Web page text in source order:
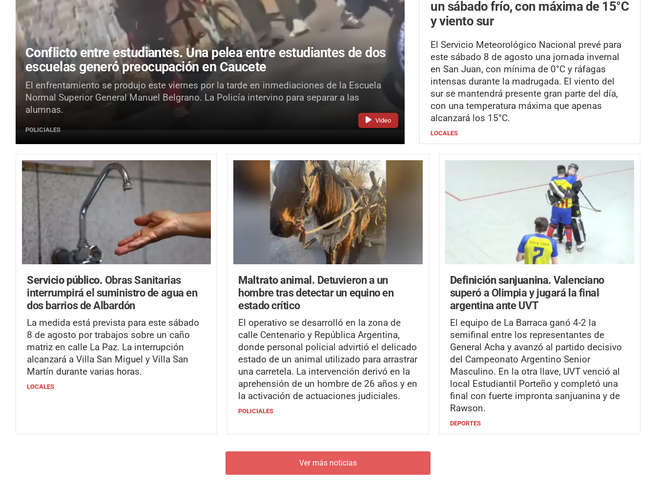
Video
Conflicto entre estudiantes.Una pelea entre estudiantes de dos
escuelas generó preocupación en Caucete
El enfrentamiento se produjo este viernes por la tarde en inmediaciones de la Escuela
Normal Superior General Manuel Belgrano. La Policía intervino para separar a las
alumnas.
POLICIALES
un sábado frío, con máxima de 15°C
y viento sur
El Servicio Meteorológico Nacional prevé para
este sábado 8 de agosto una jornada invernal
en San Juan, con mínima de 0°C y ráfagas
intensas durante la madrugada. El viento del
sur se mantendrá presente gran parte del día,
con una temperatura máxima que apenas
alcanzará los 15°C.
LOCALES
Servicio público. Obras Sanitarias
interrumpirá el suministro de agua en
dos barrios de Albardón
La medida está prevista para este sábado
8 de agosto por trabajos sobre un caño
matriz en calle La Paz. La interrupción
alcanzará a Villa San Miguel y Villa San
Martín durante varias horas.
LOCALES
Maltrato animal. Detuvieron a un
hombre tras detectar un equino en
estado crítico
El operativo se desarrolló en la zona de
calle Centenario y República Argentina,
donde personal policial advirtió el delicado
estado de un animal utilizado para arrastrar
una carretela. La intervención derivó en la
aprehensión de un hombre de 26 años y en
la activación de actuaciones judiciales.
POLICIALES
Definición sanjuanina.Valenciano
superó a Olimpia y jugará la final
argentina ante UVT
El equipo de La Barraca ganó 4-2 la
semifinal entre los representantes de
General Acha y avanzó al partido decisivo
del Campeonato Argentino Senior
Masculino. En la otra llave, UVT venció al
local Estudiantil Porteño y completó una
final con fuerte impronta sanjuanina y de
Rawson.
DEPORTES
Ver más noticias